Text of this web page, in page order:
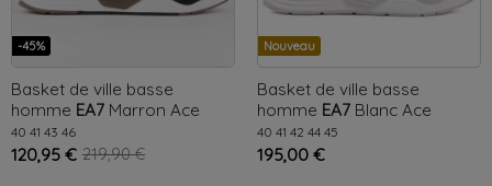
-45%
Basket de ville basse
homme EA7 Marron Ace
Runner
40 41 43 46
120,95 € 219,90 €
Nouveau
Basket de ville basse
homme EA7 Blanc Ace
Runner
40 41 42 44 45
195,00 €